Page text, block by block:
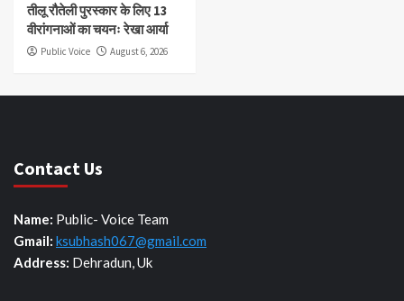
तीलू रौतेली पुरस्कार के लिए 13
वीरांगनाओं का चयनः रेखा आर्या
Public Voice August 6, 2026
Contact Us
Name: Public- Voice Team
Gmail: ksubhash067@gmail.com
Address: Dehradun, Uk